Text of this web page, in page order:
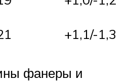
+1,1/-1,3
фанеры и